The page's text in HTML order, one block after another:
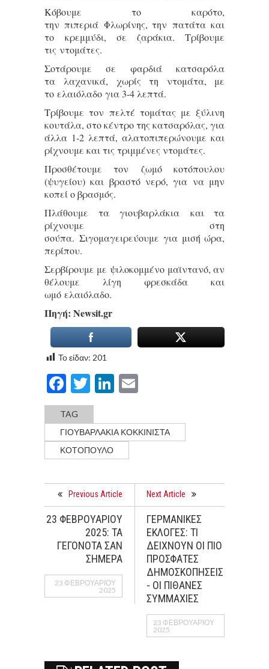
Κόβουμε το καρότο,
την πιπεριά Φλωρίνης, την πατάτα και
το κρεμμύδι, σε ζαράκια. Τρίβουμε
τις ντομάτες.
Σοτάρουμε σε φαρδιά κατσαρόλα
τα λαχανικά, χωρίς τη ντομάτα, με
το ελαιόλαδο για 3-4 λεπτά.
Τρίβουμε τον πελτέ τομάτας με ξύλινη
κουτάλα, στο κέντρο της κατσαρόλας, για
άλλα 1-2 λεπτά, αλατοπιπερώνουμε και
ρίχνουμε και τις τριμμένες ντομάτες.
Προσθέτουμε τον ζωμό κοτόπουλου
(ψυγείου) και βραστό νερό, για να μην
κοπεί ο βρασμός.
Πλάθουμε τα γιουβαρλάκια και τα
ρίχνουμε στη
σούπα. Σιγομαγειρεύουμε για μισή ώρα,
περίπου.
Σερβίρουμε με ψιλοκομμένο μαϊντανό, αν
θέλουμε λίγη φρεσκάδα και
ωμό ελαιόλαδο.
Πηγή: Νewsit.gr
Το είδαν: 201
Facebook
TwitterLinkedIn
TAG
ΓΙΟΥΒΑΡΛΑΚΙΑ ΚΟΚΚΙΝΙΣΤΑ
ΚΟΤΟΠΟΥΛΟ
Previous Article
23 ΦΕΒΡΟΥΑΡΙΟΥ
2025: ΤΑ
ΓΕΓΟΝΟΤΑ ΣΑΝ
ΣΗΜΕΡΑ
23 ΦΕΒΡΟΥΑΡΊΟΥ
2025
Next Article
ΓΕΡΜΑΝΙΚΕΣ
ΕΚΛΟΓΕΣ: ΤΙ
ΔΕΙΧΝΟΥΝ ΟΙ ΠΙΟ
ΠΡΟΣΦΑΤΕΣ
ΔΗΜΟΣΚΟΠΗΣΕΙΣ
- ΟΙ ΠΙΘΑΝΕΣ
ΣΥΜΜΑΧΙΕΣ
23 ΦΕΒΡΟΥΑΡΊΟΥ
2025